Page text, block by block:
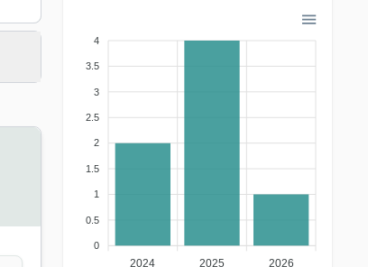
4
3.5
3
2.5
2
1.5
1
0.5
0
2024 2025 2026